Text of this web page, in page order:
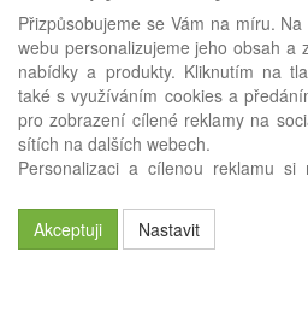
E-mail:info@avistrade.cz
Web:www.avistrade.cz
Používáme ABRA eShop- nejlepší
Přizpůsobujeme se Vám na míru.
webu personalizujeme jeho obsah a
nabídky a produkty. Kliknutím na
také s využíváním cookies a
pro zobrazení cílené reklamy na
sítích na dalších webech.
Personalizaci a cílenou reklamu si
Akceptuji
Nastavit